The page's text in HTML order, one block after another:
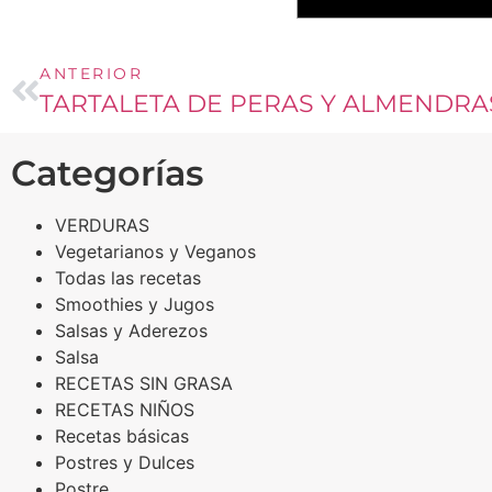
ANTERIOR
TARTALETA DE PERAS Y
Categorías
VERDURAS
Vegetarianos y Veganos
Todas las recetas
Smoothies y Jugos
Salsas y Aderezos
Salsa
RECETAS SIN GRASA
RECETAS NIÑOS
Recetas básicas
Postres y Dulces